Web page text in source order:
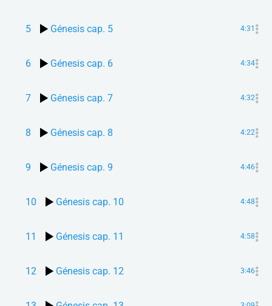
5 Génesis cap. 5 4:31
6 Génesis cap. 6 4:34
7 Génesis cap. 7 4:32
8 Génesis cap. 8 4:22
9 Génesis cap. 9 4:46
10 Génesis cap. 10 4:48
11 Génesis cap. 11 4:58
12 Génesis cap. 12 3:46